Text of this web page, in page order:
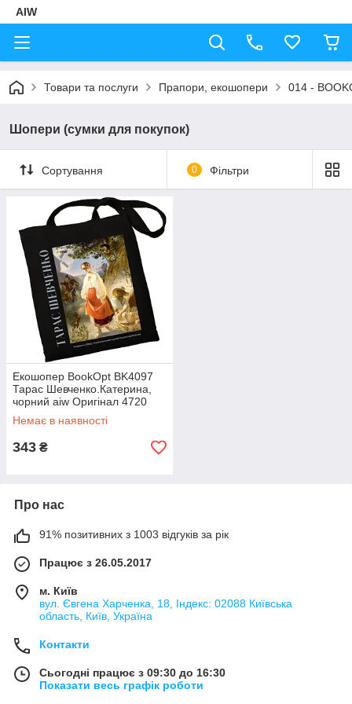
AIW
Товари та послуги Прапори, екошопери 014 -
Шопери (сумки для покупок)
Сортування 0 Фільтри
Екошопер BookOpt BK4097
Тарас Шевченко.Катерина,
чорний aiw Оригінал 4720
Немає в наявності
343 ₴
Про нас
91% позитивних з 1003 відгуків за рік
Працює з 26.05.2017
м. Київ
вул. Євгена Харченка, 18, Індекс: 02088 Київська
область, Київ, Україна
Контакти
Сьогодні працює з 09:30 до 16:30
Показати весь графік роботи